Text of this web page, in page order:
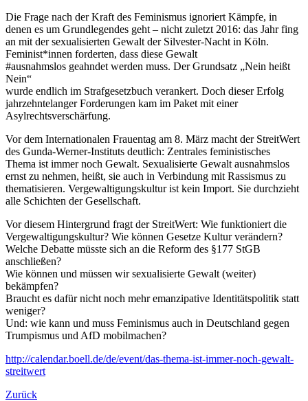
Die Frage nach der Kraft des Feminismus ignoriert Kämpfe, in
denen es um Grundlegendes geht – nicht zuletzt 2016: das Jahr fing
an mit der sexualisierten Gewalt der Silvester-Nacht in Köln.
Feminist*innen forderten, dass diese Gewalt
#ausnahmslos geahndet werden muss. Der Grundsatz „Nein heißt
Nein“
wurde endlich im Strafgesetzbuch verankert. Doch dieser Erfolg
jahrzehntelanger Forderungen kam im Paket mit einer
Asylrechtsverschärfung.
Vor dem Internationalen Frauentag am 8. März macht der StreitWert
des Gunda-Werner-Instituts deutlich: Zentrales feministisches
Thema ist immer noch Gewalt. Sexualisierte Gewalt ausnahmslos
ernst zu nehmen, heißt, sie auch in Verbindung mit Rassismus zu
thematisieren. Vergewaltigungskultur ist kein Import. Sie durchzieht
alle Schichten der Gesellschaft.
Vor diesem Hintergrund fragt der StreitWert: Wie funktioniert die
Vergewaltigungskultur? Wie können Gesetze Kultur verändern?
Welche Debatte müsste sich an die Reform des §177 StGB
anschließen?
Wie können und müssen wir sexualisierte Gewalt (weiter)
bekämpfen?
Braucht es dafür nicht noch mehr emanzipative Identitätspolitik statt
weniger?
Und: wie kann und muss Feminismus auch in Deutschland gegen
Trumpismus und AfD mobilmachen?
http://calendar.boell.de/de/event/das-thema-ist-immer-noch-gewalt-
streitwert
Zurück